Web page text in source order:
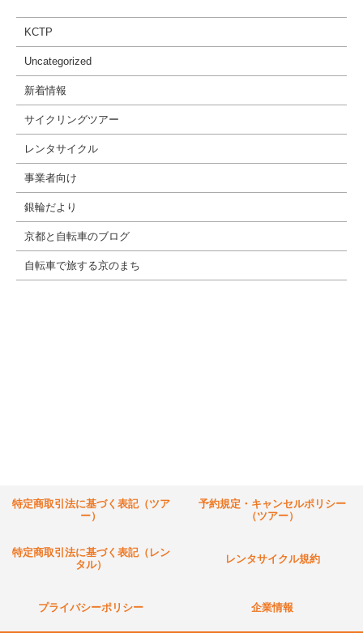
KCTP
Uncategorized
新着情報
サイクリングツアー
レンタサイクル
事業者向け
銀輪だより
京都と自転車のブログ
自転車で旅する京のまち
特定商取引法に基づく表記（ツア
ー）
予約規定・キャンセルポリシー
（ツアー）
特定商取引法に基づく表記（レン
タル）
レンタサイクル規約
プライバシーポリシー 企業情報